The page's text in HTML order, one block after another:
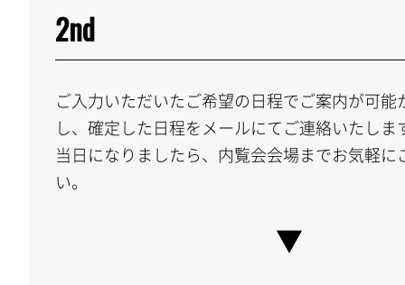
2nd
ご入力いただいたご希望の日程でご案内が可能
し、確定した日程をメールにてご連絡いたしま
当日になりましたら、内覧会会場までお気軽に
い。